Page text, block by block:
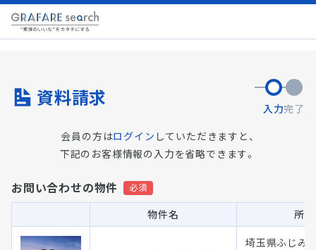
資料請求 入力完了
会員の方はログイン していただきますと、
下記のお客様情報の入力を省略できます。
お問い合わせの物件
物件名 所
埼玉県ふじみ